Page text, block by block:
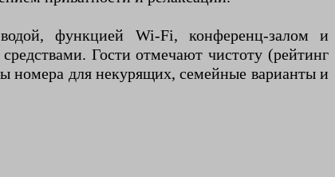
функцией Wi-Fi, конференц-залом и
Гости отмечают чистоту (рейтинг
номера для некурящих, семейные варианты и